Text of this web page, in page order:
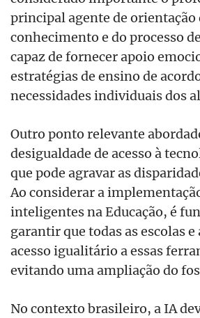
principal agente de orientação
conhecimento e do processo
capaz de fornecer apoio
estratégias de ensino de
necessidades individuais dos
Outro ponto relevante
desigualdade de acesso à
que pode agravar as
Ao considerar a
inteligentes na Educação, é
garantir que todas as escolas
acesso igualitário a essas
evitando uma ampliação do
No contexto brasileiro, a IA